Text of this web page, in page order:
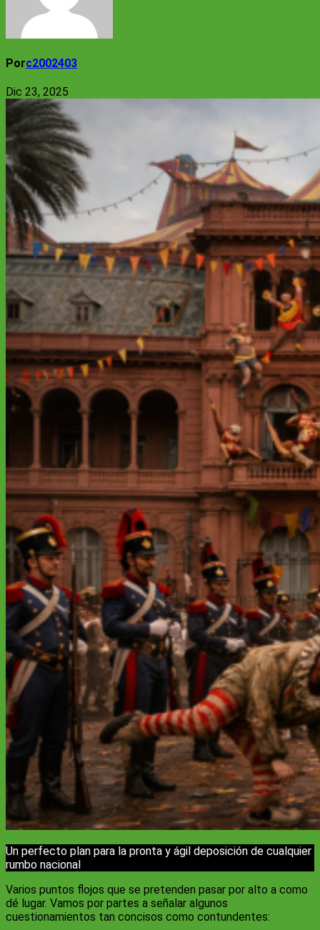
Porc2002403
Dic 23, 2025
Un perfecto plan para la pronta y ágil deposición de cualquier
rumbo nacional
Varios puntos flojos que se pretenden pasar por alto a como
dé lugar. Vamos por partes a señalar algunos
cuestionamientos tan concisos como contundentes: